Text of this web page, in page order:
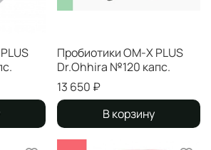
Пробиотики ОМ-Х PLUS
Dr.Ohhira №120 капс.
13 650 ₽
В корзину